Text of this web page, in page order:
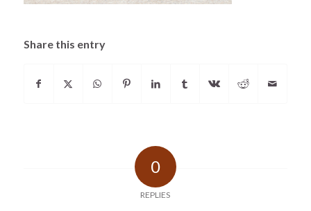
Share this entry
0
REPLIES